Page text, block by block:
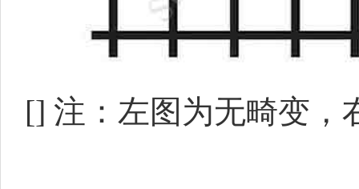
[] 注：左图为无畸变，